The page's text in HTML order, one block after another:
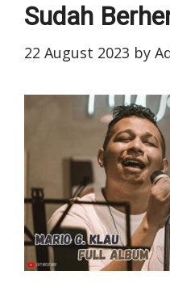
Sudah
22 August 2023 by